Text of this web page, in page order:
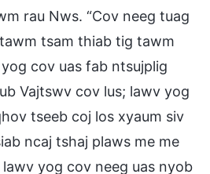
rau Nws. “Cov neeg tuag
tsam thiab tig tawm
cov uas fab ntsujplig
Vajtswv cov lus; lawv yog
tseeb coj los xyaum siv
ncaj tshaj plaws me me
yog cov neeg uas nyob